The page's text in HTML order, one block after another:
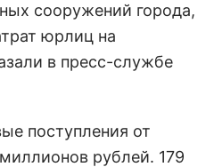
сооружений города,
юрлиц на
в пресс-службе
поступления от
рублей. 179